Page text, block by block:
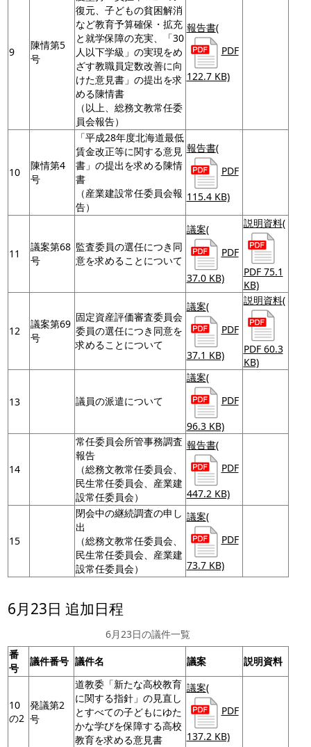
9
陳情第5
号
復元、子どもの貧困解消
など教育予算確保・拡充
と就学保障の充実、「30
人以下学級」の実現をめ
ざす教職員定数改善に向
けた意見書」の提出を求
める陳情書
（以上、総務文教常任委
員会報告）
報告書(
PDF
122.7 KB)
10
陳情第4
号
「平成28年度北海道最低
賃金改正等に関する意見
書」の提出を求める陳情
書
（産業建設常任委員会報
告）
報告書(
PDF
115.4 KB)
11
議案第68
号
監査委員の選任につき同
意を求めることについて
議案(
PDF
37.0 KB)
説明資料(
PDF 75.1
KB)
12
議案第69
号
固定資産評価審査委員会
委員の選任につき同意を
求めることについて
議案(
PDF
37.1 KB)
説明資料(
PDF 60.3
KB)
13 議員の派遣について
議案(
PDF
96.3 KB)
14
常任委員会所管事務調査
報告
（総務文教常任委員会、
民生常任委員会、産業建
設常任委員会）
報告書(
PDF
447.2 KB)
15
閉会中の継続調査の申し
出
（総務文教常任委員会、
民生常任委員会、産業建
設常任委員会）
議案(
PDF
73.7 KB)
6月23日 追加日程
6月23日の議件一覧
番
号
議件番号 議件名 議案 説明資料
10
の2
発議第2
号
道教委「新たな高校教育
に関する指針」の見直し
とすべての子どもにゆた
かな学びを保障する高校
教育を求める意見書
議案(
PDF
137.2 KB)